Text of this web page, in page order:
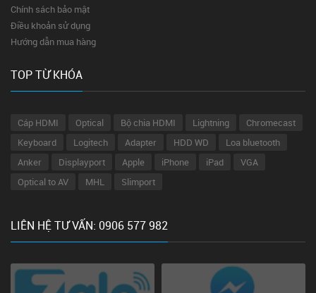
Chính sách bảo mật
Điều khoản sử dụng
Hướng dẫn mua hàng
TOP TỪ KHÓA
Cáp HDMI Optical Bộ chia HDMI Lightning
Chromecast
Keyboard
Logitech Adapter HDD WD
Loa bluetooth
Anker
Displayport Apple iPhone iPad
VGA
Optical to AV
MHL Slimport
LIÊN HỆ TƯ VẤN: 0906 577 982